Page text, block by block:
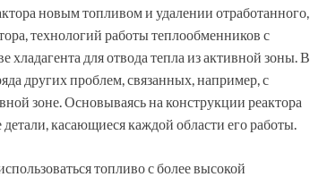
новым топливом и удалении отработанного,
технологий работы теплообменников с
хладагента для отвода тепла из активной зоны. В
других проблем, связанных, например, с
зоне. Основываясь на конструкции реактора
касающиеся каждой области его работы.
топливо с более высокой